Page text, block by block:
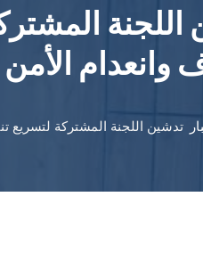
اللجنة
وانعدام
​تدشين اللجنة المشتركة لتسريع